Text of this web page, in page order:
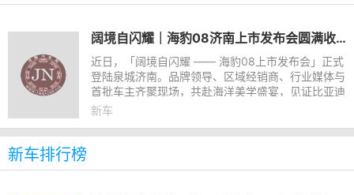
阔境自闪耀｜海豹08济南上市发布会圆满收官
近日，「阔境自闪耀 —— 海豹08上市发布会」正式
登陆泉城济南。品牌领导、区域经销商、行业媒体与
首批车主齐聚现场，共赴海洋美学盛宴，见证比亚迪
海豹08携全系硬核配置亮相当地市场，以舒奢空
新车
新车排行榜